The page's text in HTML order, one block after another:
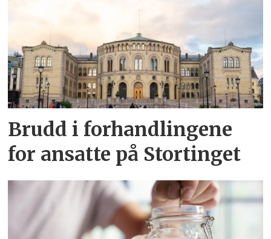
Brudd i forhandlingene
for ansatte på Stortinget